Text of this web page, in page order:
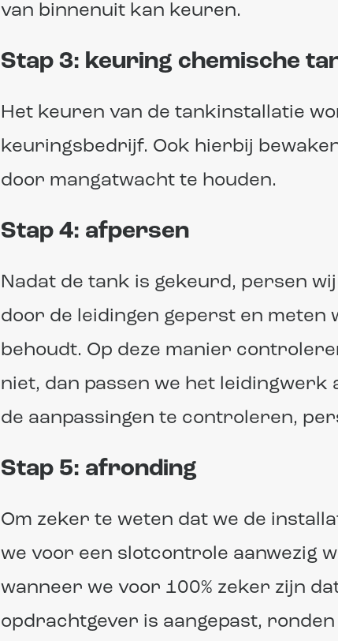
van binnenuit kan keuren.
Stap 3: keuring chemische
Het keuren van de tankinstallatie
keuringsbedrijf. Ook hierbij
door mangatwacht te houden.
Stap 4: afpersen
Nadat de tank is gekeurd, persen
door de leidingen geperst en meten
behoudt. Op deze manier
niet, dan passen we het leidingwerk
de aanpassingen te controleren,
Stap 5: afronding
Om zeker te weten dat we de
we voor een slotcontrole aanwezig
wanneer we voor 100% zeker zijn
opdrachtgever is aangepast,